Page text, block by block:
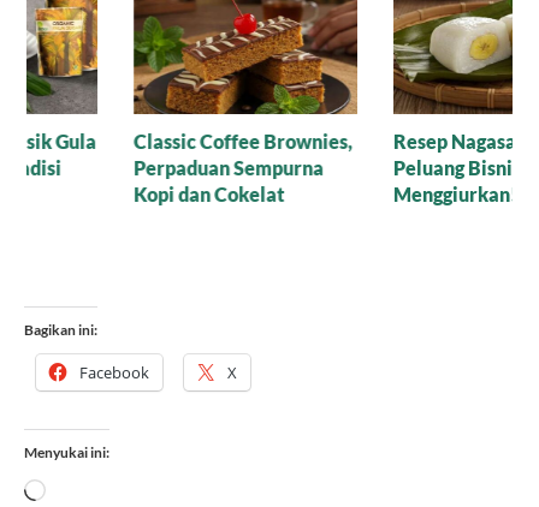
Resep Nagasari Tape,
Peluang Bisnis
Menggiurkan!
Mana yang Lebih Bagus
untuk Baking: Gula Aren
Cair Organik atau Versi
Bagikan ini:
Facebook X
Menyukai ini:
Memuat...